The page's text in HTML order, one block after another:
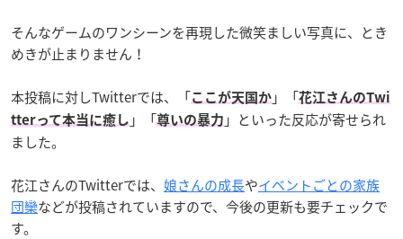
そんなゲームのワンシーンを再現した微笑ましい写真に、とき
めきが止まりません！
本投稿に対しTwitterでは、「ここが天国か 」「花江さんのTwi
tterって本当に癒し 」「尊いの暴力 」といった反応が寄せられ
ました。
花江さんのTwitterでは、 娘さんの成長やイベントごとの家族
団欒などが投稿されていますので、今後の更新も要チェックで
す。